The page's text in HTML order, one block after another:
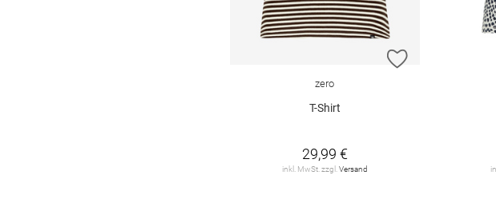
ZUR
zero
T-Shirt
29,99 €
inkl. MwSt. zzgl. Versand